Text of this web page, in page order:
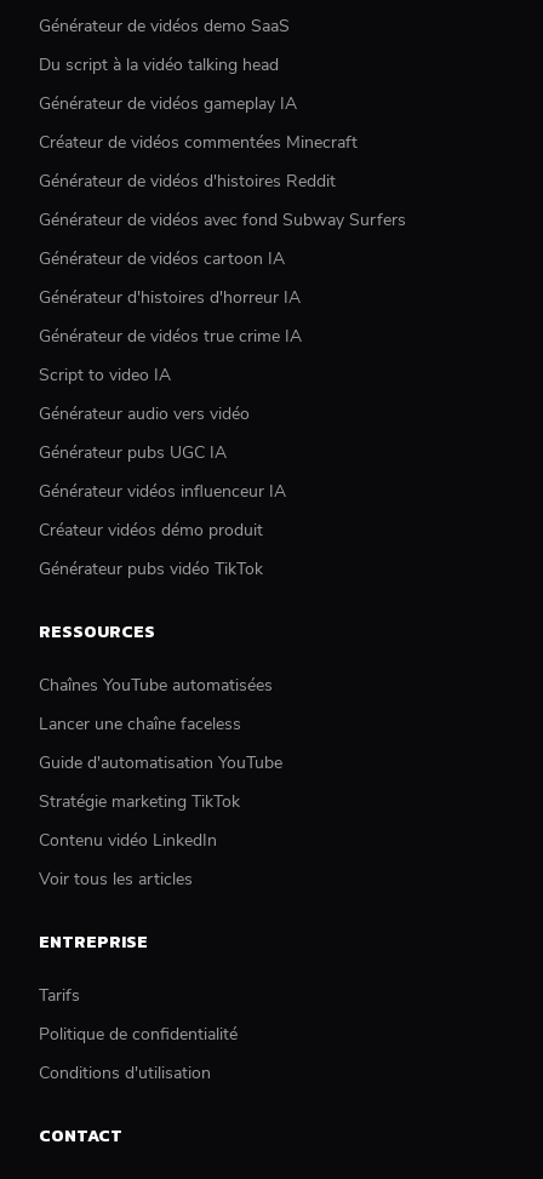
Générateur de vidéos demo SaaS
Du script à la vidéo talking head
Générateur de vidéos gameplay IA
Créateur de vidéos commentées Minecraft
Générateur de vidéos d'histoires Reddit
Générateur de vidéos avec fond Subway Surfers
Générateur de vidéos cartoon IA
Générateur d'histoires d'horreur IA
Générateur de vidéos true crime IA
Script to video IA
Générateur audio vers vidéo
Générateur pubs UGC IA
Générateur vidéos influenceur IA
Créateur vidéos démo produit
Générateur pubs vidéo TikTok
RESSOURCES
Chaînes YouTube automatisées
Lancer une chaîne faceless
Guide d'automatisation YouTube
Stratégie marketing TikTok
Contenu vidéo LinkedIn
Voir tous les articles
ENTREPRISE
Tarifs
Politique de confidentialité
Conditions d'utilisation
CONTACT